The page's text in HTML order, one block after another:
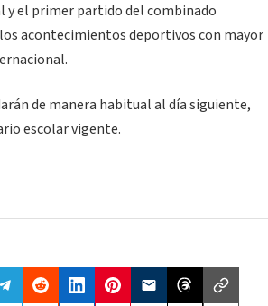
y el primer partido del combinado
acontecimientos deportivos con mayor
de manera habitual al día siguiente,
escolar vigente.